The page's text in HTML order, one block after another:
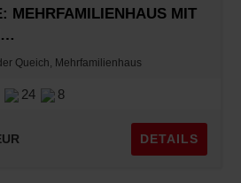
MEHRFAMILIENHAUS MIT
Queich, Mehrfamilienhaus
24 8
DETAILS